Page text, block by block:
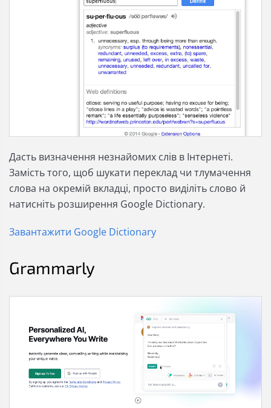
Дасть визначення незнайомих слів в Інтернеті.
Замість того, щоб шукати переклад чи тлумачення
слова на окремій вкладці, просто виділіть слово й
натисніть розширення Google Dictionary.
Завантажити Google Dictionary
Grammarly